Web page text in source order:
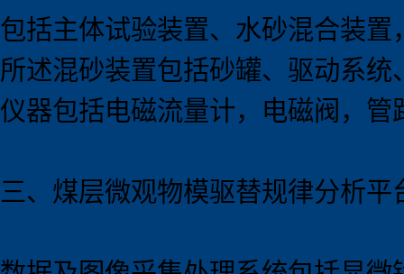
包括主体试验装置、水砂混合装
所述混砂装置包括砂罐、驱动系
仪器包括电磁流量计，电磁阀，管
三、煤层微观物模驱替规律分析平